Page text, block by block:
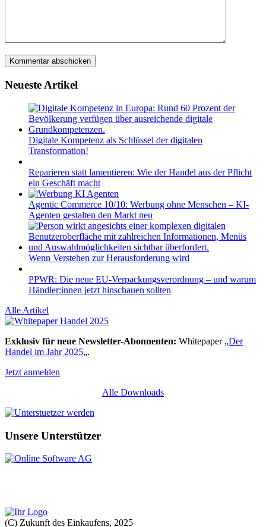
Neueste Artikel
Digitale Kompetenz als Schlüssel der digitalen
Transformation!
Reparieren statt lamentieren: Wie der Handel aus der Pflicht
ein Geschäft macht
Agentic Commerce 10/10: Werbung ohne Menschen – KI-
Agenten gestalten den Markt neu
Wenn Verstehen zur Herausforderung wird
PPWR: Die neue EU-Verpackungsverordnung – und warum
Händler:innen jetzt hinschauen sollten
Alle Artikel
Exklusiv für neue Newsletter-Abonnenten: Whitepaper „Der
Handel im Jahr 2025„.
Jetzt anmelden
Alle Downloads
Unsere Unterstützer
(C) Zukunft des Einkaufens, 2025